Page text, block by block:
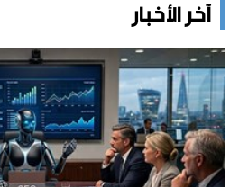
آخر الأخبار